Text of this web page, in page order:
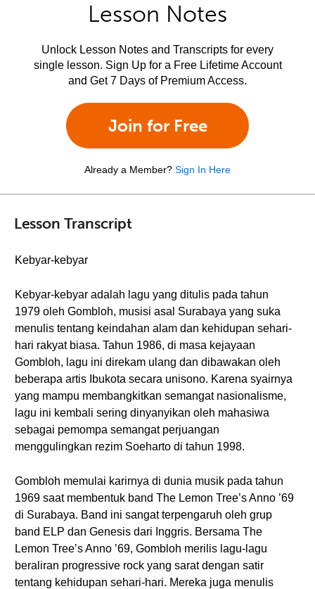
Lesson Notes
Unlock Lesson Notes and Transcripts for every
single lesson. Sign Up for a Free Lifetime Account
and Get 7 Days of Premium Access.
Join for Free
Already a Member? Sign In Here
Lesson Transcript
Kebyar-kebyar
Kebyar-kebyar adalah lagu yang ditulis pada tahun
1979 oleh Gombloh, musisi asal Surabaya yang suka
menulis tentang keindahan alam dan kehidupan sehari-
hari rakyat biasa. Tahun 1986, di masa kejayaan
Gombloh, lagu ini direkam ulang dan dibawakan oleh
beberapa artis Ibukota secara unisono. Karena syairnya
yang mampu membangkitkan semangat nasionalisme,
lagu ini kembali sering dinyanyikan oleh mahasiwa
sebagai pemompa semangat perjuangan
menggulingkan rezim Soeharto di tahun 1998.
Gombloh memulai karirnya di dunia musik pada tahun
1969 saat membentuk band The Lemon Tree’s Anno ’69
di Surabaya. Band ini sangat terpengaruh oleh grup
band ELP dan Genesis dari Inggris. Bersama The
Lemon Tree’s Anno ’69, Gombloh merilis lagu-lagu
beraliran progressive rock yang sarat dengan satir
tentang kehidupan sehari-hari. Mereka juga menulis